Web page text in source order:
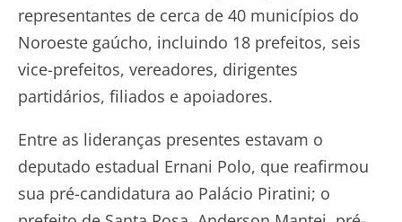
representantes de cerca de 40 municípios do
Noroeste gaúcho, incluindo 18 prefeitos, seis
vice-prefeitos, vereadores, dirigentes
partidários, filiados e apoiadores.
Entre as lideranças presentes estavam o
deputado estadual Ernani Polo, que reafirmou
sua pré-candidatura ao Palácio Piratini; o